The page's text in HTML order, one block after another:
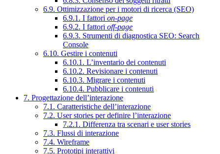
6.9. Ottimizzazione per i motori di ricerca (SEO)
6.9.1. I fattori on-page
6.9.2. I fattori off-page
6.9.3. Strumenti di diagnostica SEO: Search
Console
6.10. Gestire i contenuti
6.10.1. L’inventario dei contenuti
6.10.2. Revisionare i contenuti
6.10.3. Migrare i contenuti
6.10.4. Pubblicare i contenuti
7. Progettazione dell’interazione
7.1. Caratteristiche dell’interazione
7.2. User stories per definire l’interazione
7.2.1. Differenza tra scenari e user stories
7.3. Flussi di interazione
7.4. Wireframe
7.5. Prototipi interattivi